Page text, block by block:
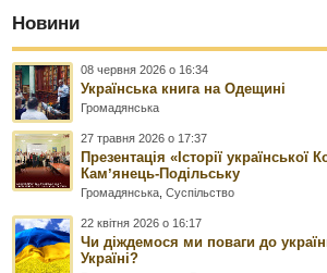
Новини
08 червня 2026 о 16:34
Українська книга на Одещині
Громадянська
27 травня 2026 о 17:37
Презентація «Історії української
Камʼянець-Подільську
Громадянська ,Суспільство
22 квітня 2026 о 16:17
Чи діждемося ми поваги до
Україні?